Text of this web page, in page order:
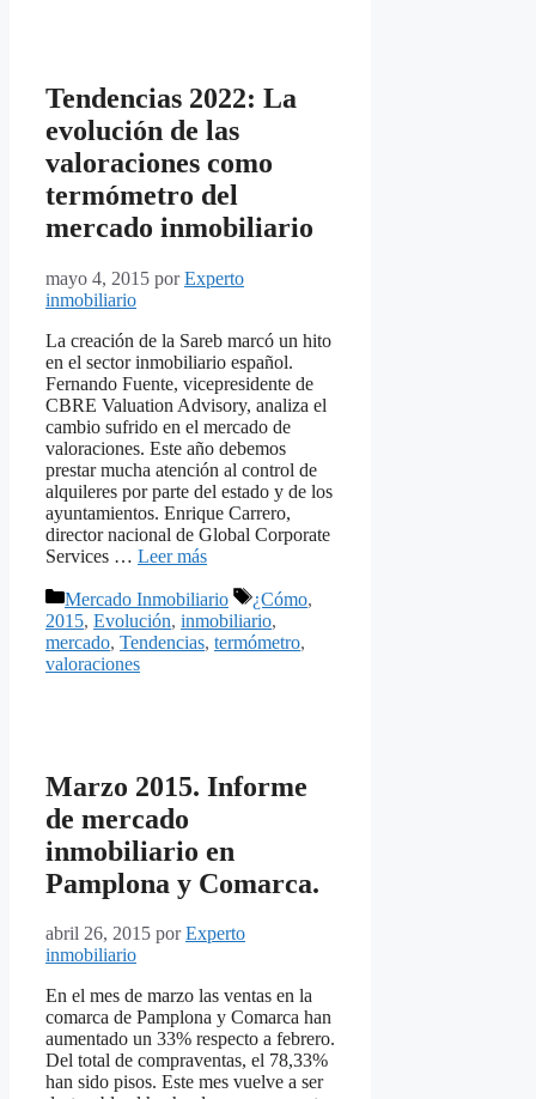
Tendencias 2022: La
evolución de las
valoraciones como
termómetro del
mercado inmobiliario
mayo 4, 2015 porExperto
inmobiliario
La creación de la Sareb marcó un hito
en el sector inmobiliario español.
Fernando Fuente, vicepresidente de
CBRE Valuation Advisory, analiza el
cambio sufrido en el mercado de
valoraciones. Este año debemos
prestar mucha atención al control de
alquileres por parte del estado y de los
ayuntamientos. Enrique Carrero,
director nacional de Global Corporate
Services … Leer más
Categorías
Mercado Inmobiliario Etiquetas
¿Cómo,
2015, Evolución, inmobiliario,
mercado, Tendencias, termómetro,
valoraciones
Marzo 2015. Informe
de mercado
inmobiliario en
Pamplona y Comarca.
abril 26, 2015 porExperto
inmobiliario
En el mes de marzo las ventas en la
comarca de Pamplona y Comarca han
aumentado un 33% respecto a febrero.
Del total de compraventas, el 78,33%
han sido pisos. Este mes vuelve a ser